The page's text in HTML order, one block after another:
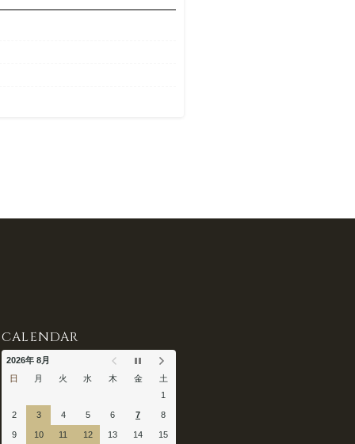
CALENDAR
2026年 8月
日
月 火 水 木 金
土
1
2 3 4 5 6 7 8
9 10 11 12 13 14 15